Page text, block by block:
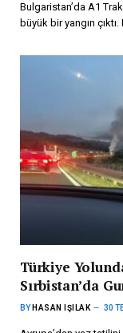
Bulgaristan’da A1
büyük bir yangın
Türkiye
Sırbistan’da
BY HASAN IŞILAK 30